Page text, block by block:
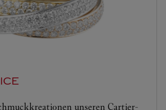
unseren Cartier-